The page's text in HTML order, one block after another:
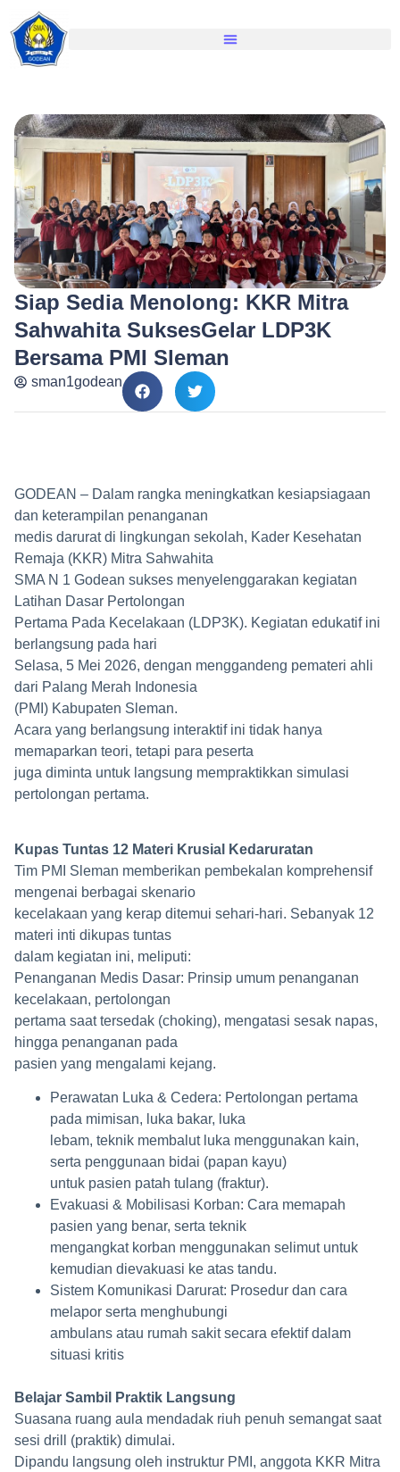
Siap Sedia Menolong: KKR Mitra
Sahwahita SuksesGelar LDP3K
Bersama PMI Sleman
sman1godean
GODEAN – Dalam rangka meningkatkan kesiapsiagaan
dan keterampilan penanganan
medis darurat di lingkungan sekolah, Kader Kesehatan
Remaja (KKR) Mitra Sahwahita
SMA N 1 Godean sukses menyelenggarakan kegiatan
Latihan Dasar Pertolongan
Pertama Pada Kecelakaan (LDP3K). Kegiatan edukatif ini
berlangsung pada hari
Selasa, 5 Mei 2026, dengan menggandeng pemateri ahli
dari Palang Merah Indonesia
(PMI) Kabupaten Sleman.
Acara yang berlangsung interaktif ini tidak hanya
memaparkan teori, tetapi para peserta
juga diminta untuk langsung mempraktikkan simulasi
pertolongan pertama.
Kupas Tuntas 12 Materi Krusial Kedaruratan
Tim PMI Sleman memberikan pembekalan komprehensif
mengenai berbagai skenario
kecelakaan yang kerap ditemui sehari-hari. Sebanyak 12
materi inti dikupas tuntas
dalam kegiatan ini, meliputi:
Penanganan Medis Dasar: Prinsip umum penanganan
kecelakaan, pertolongan
pertama saat tersedak (choking), mengatasi sesak napas,
hingga penanganan pada
pasien yang mengalami kejang.
Perawatan Luka & Cedera: Pertolongan pertama
pada mimisan, luka bakar, luka
lebam, teknik membalut luka menggunakan kain,
serta penggunaan bidai (papan kayu)
untuk pasien patah tulang (fraktur).
Evakuasi & Mobilisasi Korban: Cara memapah
pasien yang benar, serta teknik
mengangkat korban menggunakan selimut untuk
kemudian dievakuasi ke atas tandu.
Sistem Komunikasi Darurat: Prosedur dan cara
melapor serta menghubungi
ambulans atau rumah sakit secara efektif dalam
situasi kritis
Belajar Sambil Praktik Langsung
Suasana ruang aula mendadak riuh penuh semangat saat
sesi drill (praktik) dimulai.
Dipandu langsung oleh instruktur PMI, anggota KKR Mitra